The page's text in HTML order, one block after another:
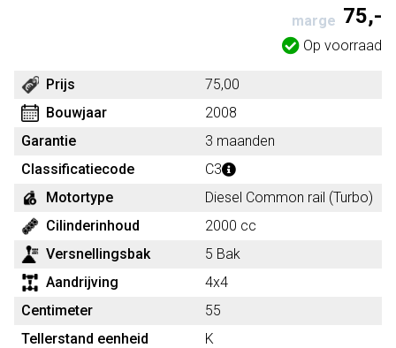
marge 75,-
Op voorraad
Prijs
75,00
Bouwjaar
2008
Garantie
3 maanden
Classificatiecode
C3
Motortype
Diesel Common rail (Turbo)
Cilinderinhoud
2000 cc
Versnellingsbak
5 Bak
Aandrijving
4x4
Centimeter
55
Tellerstand eenheid
K